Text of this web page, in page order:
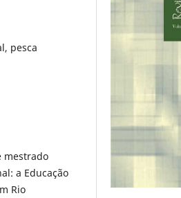
pesca
mestrado
a Educação
Rio